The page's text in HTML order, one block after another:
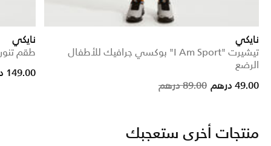
نايكي
تيشيرت "I Am Sport" بوكسي جرافيك للأطفال
الرضع
Price reduced from
89.00 درهم 49.00 درهم
نايكي
طقم
149.00 درهم
منتجات أخرى ستعجبك